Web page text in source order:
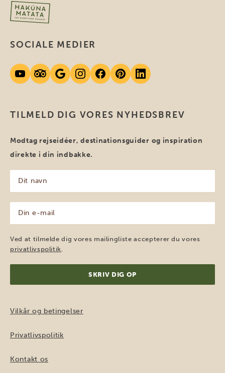
TILMELD DIG VORES NYHEDSBREV
Modtag rejseidéer, destinationsguider og inspiration
direkte i din indbakke.
navn
(Påkrævet)
mail
(Påkrævet)
Ved at tilmelde dig vores mailingliste accepterer du vores
privatlivspolitik
SOCIALE MEDIER
Vilkår og betingelser
Privatlivspolitik
Kontakt os